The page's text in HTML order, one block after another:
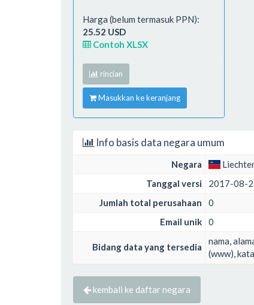
Harga (belum termasuk PPN):
25.52 USD
Contoh XLSX
rincian
Masukkan ke keranjang
Info basis data negara umum
Negara
Tanggal versi
2017-08-
Jumlah total perusahaan
0
Email unik
0
Bidang data yang tersedia
nama,
(www),
kembali ke daftar negara